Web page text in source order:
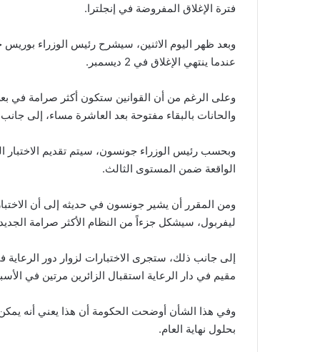
فترة الإغلاق المفروضة في إنجلترا.
وبعد ظهر اليوم الاثنين، سيشرح رئيس الوزراء
عندما ينتهي الإغلاق في 2 ديسمبر.
وعلى الرغم من أن القوانين ستكون أكثر صرامة في
والحانات بالبقاء مفتوحة بعد العاشرة مساء، إلى
وبحسب رئيس الوزراء جونسون، سيتم تقديم
الواقعة ضمن المستوى الثالث.
ومن المقرر أن يشير جونسون في حديثه إلى أن
ليفربول، سيشكل جزءاً من النظام الأكثر صرامة
إلى جانب ذلك، ستجرى الاختبارات لزوار دور الرعاية
مقيم في دار الرعاية استقبال الزائرين مرتين في
وفي هذا الشأن أوضحت الحكومة أن هذا يعني أنه
بحلول نهاية العام.